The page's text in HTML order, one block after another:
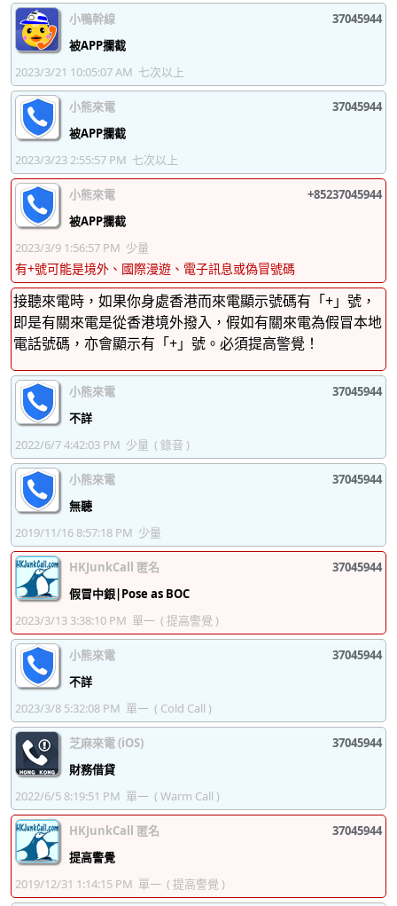
37045888
37045891
37045892
37045893
37045896
37045897
37045900
37045901
37045903
37045904
37045908
37045909 37045910
37045911
37045912
37045913
37045916
37045917
37045920
37045921 37045922
37045923
37045924
37045925 37045926
37045927
37045928
37045929 37045930
37045931
37045932
37045933 37045934
37045935
37045936
37045940
37045941
37045944
37045945
37045947
37045948
37045952
37045953 37045954
37045955
37045956
37045957
37045960
37045961 37045962
37045964
37045965
37045967
37045968
37045972
37045973 37045974
37045975
37045976
37045977
37045979
37045981 37045982
37045984
37045985 37045986
37045987
37045988
37045989
37045992
37045993 37045994
小鴨幹線
37045944
被APP攔截
2023/3/21 10:05:07 AM 七次以上
小熊來電
37045944
被APP攔截
2023/3/23 2:55:57 PM 七次以上
小熊來電
+85237045944
被APP攔截
2023/3/9 1:56:57 PM 少量
有+號可能是境外、國際漫遊、電子訊息或偽冒號碼
接聽來電時，如果你身處香港而來電顯示號碼有「+」號，
即是有關來電是從香港境外撥入，假如有關來電為假冒本地
電話號碼，亦會顯示有「+」號。必須提高警覺！
小熊來電
37045944
不詳
2022/6/7 4:42:03 PM 少量 ( 錄音 )
小熊來電
37045944
無聽
2019/11/16 8:57:18 PM 少量
HKJunkCall 匿名
37045944
假冒中銀|Pose as BOC
2023/3/13 3:38:10 PM 單一 ( 提高警覺 )
小熊來電
37045944
不詳
2023/3/8 5:32:08 PM 單一 ( Cold Call )
芝麻來電 (iOS)
37045944
財務借貸
2022/6/5 8:19:51 PM 單一 ( Warm Call )
HKJunkCall 匿名
37045944
提高警覺
2019/12/31 1:14:15 PM 單一 ( 提高警覺 )